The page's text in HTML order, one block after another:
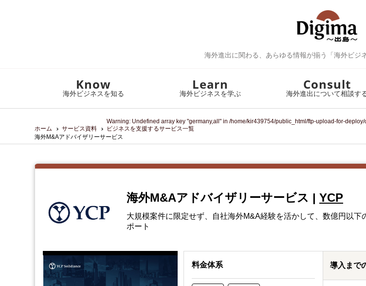
海外進出に関わる、あらゆる情報が揃う「海外ビジ
Know
海外ビジネスを知る
Learn
海外ビジネスを学ぶ
Consult
海外進出について相談す
ホーム サービス資料
Warning: Undefined array key "germany,all" in /home/kir439754/public_html/ftp-upload-for-
ビジネスを支援するサービス一覧
海外M&Aアドバイザリーサービス
海外M&Aアドバイザリーサービス | YCP
大規模案件に限定せず、自社海外M&A経験を活かして、数億円以下
ポート
料金体系 導入まで